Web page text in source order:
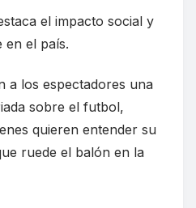
el impacto social y
en el país.
a los espectadores una
sobre el futbol,
quieren entender su
ruede el balón en la